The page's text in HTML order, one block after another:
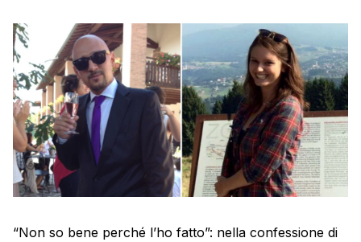
“Non so bene perché l’ho fatto”: nella confessione di